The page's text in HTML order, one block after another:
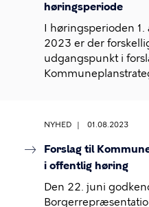
høringsperiode
I høringsperioden
2023 er der
udgangspunkt i
NYHED 01.08.2023
Forslag til
i offentlig høring
Den 22. juni